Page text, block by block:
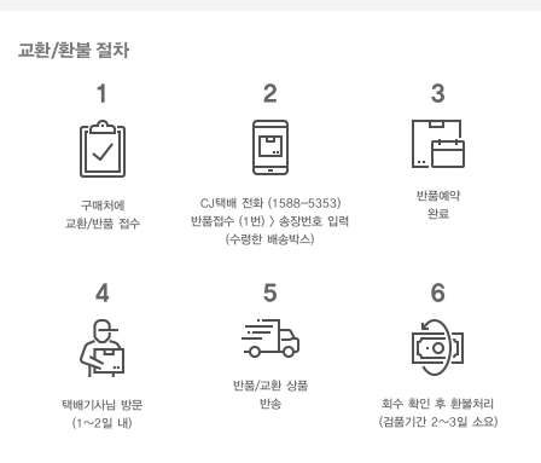
교환/환불 절차
1
구매처에
교환/반품 접수
2
CJ택배 전화 (1588-5353)
반품접수 (1번) > 송장번호 입력
(수령한 배송박스)
3
반품예약
완료
4
택배기사님 방문
(1~2일 내)
5
반품/교환 상품
반송
6
회수 확인 후 환불처리
(검품기간 2~3일 소요)